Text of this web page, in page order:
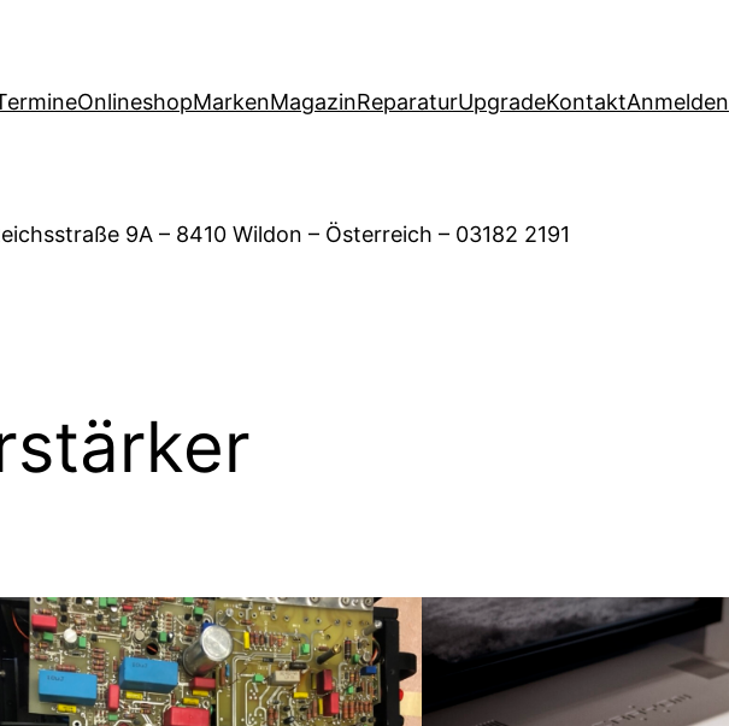
OnlineshopMarkenMagazinReparaturUpgradeKontaktAnmelden
9A – 8410 Wildon – Österreich – 03182 2191